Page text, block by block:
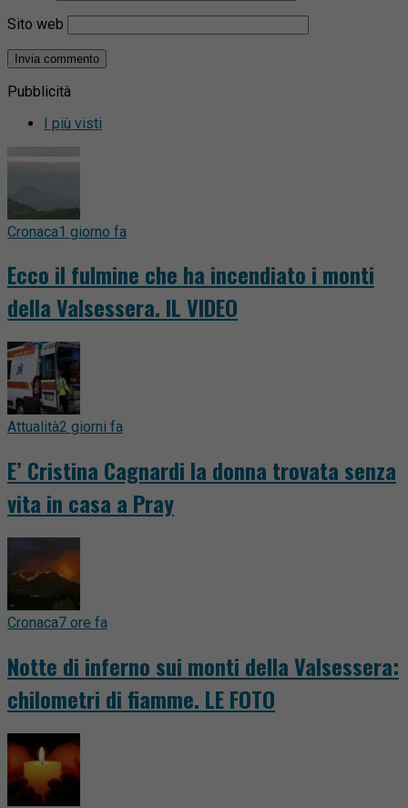
Sito web
Pubblicità
I più visti
Cronaca1 giorno fa
Ecco il fulmine che ha incendiato i monti
della Valsessera. IL VIDEO
Attualità2 giorni fa
E’ Cristina Cagnardi la donna trovata senza
vita in casa a Pray
Cronaca7 ore fa
Notte di inferno sui monti della Valsessera:
chilometri di fiamme. LE FOTO